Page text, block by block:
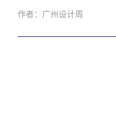
作者：广州设计周